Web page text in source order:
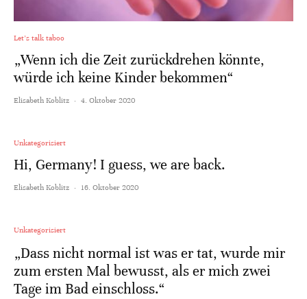
Let's talk taboo
„Wenn ich die Zeit zurückdrehen könnte,
würde ich keine Kinder bekommen“
Elisabeth Koblitz · 4. Oktober 2020
Unkategorisiert
Hi, Germany! I guess, we are back.
Elisabeth Koblitz · 16. Oktober 2020
Unkategorisiert
„Dass nicht normal ist was er tat, wurde mir
zum ersten Mal bewusst, als er mich zwei
Tage im Bad einschloss.“